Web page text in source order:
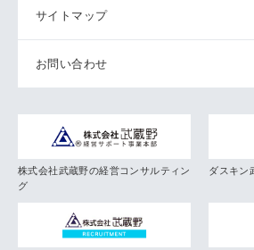
サイトマップ
お問い合わせ
株式会社武蔵野の経営コンサルティン
グ
ダスキン